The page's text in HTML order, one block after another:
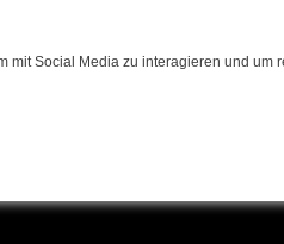
Social Media zu interagieren und